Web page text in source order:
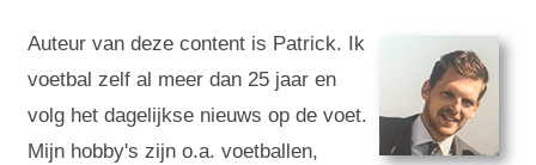
Auteur van deze content is Patrick. Ik
voetbal zelf al meer dan 25 jaar en
volg het dagelijkse nieuws op de voet.
Mijn hobby's zijn o.a. voetballen,